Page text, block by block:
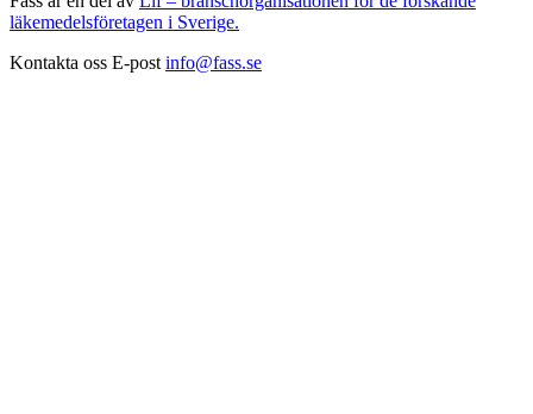
läkemedelsföretagen i Sverige.
Kontakta oss E-post info@fass.se